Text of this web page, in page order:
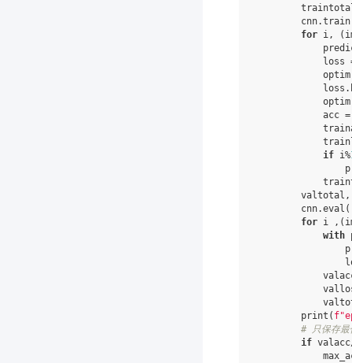
cnn.train
for i, (
loss
optim
loss .
optim
acc =
if i%
valtotal ,
cnn.eval
for i ,(
with
print ( f
# 只保存最
if valacc